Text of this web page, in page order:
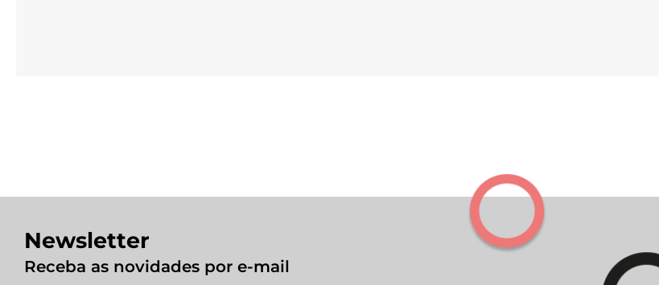
Newsletter
Receba as novidades por e-mail